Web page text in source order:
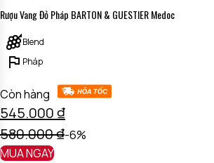
Rượu Vang Đỏ Pháp BARTON & GUESTIER Medoc
Blend
Pháp
Còn hàng
545.000₫
580.000₫-6%
MUA NGAY